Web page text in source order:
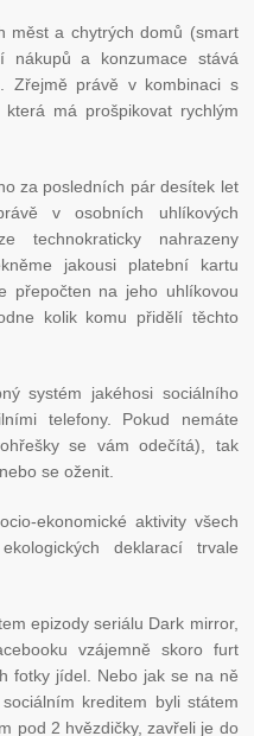
měst a chytrých domů (smart
nákupů a konzumace stává
Zřejmě právě v kombinaci s
má prošpikovat rychlým
za posledních pár desítek let
v osobních uhlíkových
technokraticky nahrazeny
jakousi platební kartu
přepočten na jeho uhlíkovou
kolik komu přidělí těchto
systém jakéhosi sociálního
telefony. Pokud nemáte
se vám odečítá), tak
se oženit.
ekonomické aktivity všech
deklarací trvale
epizody seriálu Dark mirror,
vzájemně skoro furt
fotky jídel. Nebo jak se na ně
kreditem byli státem
pod 2 hvězdičky, zavřeli je do